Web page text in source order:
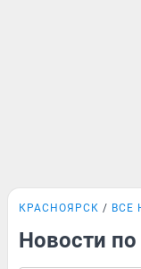
КРАСНОЯРСК ВСЕ
Новости по